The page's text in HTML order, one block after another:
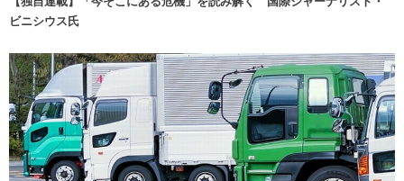
ビニシウス氏